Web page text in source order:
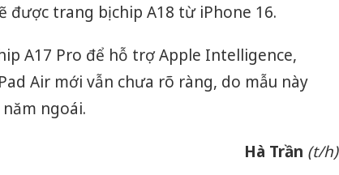
được trang bị chip A18 từ iPhone 16.
A17 Pro để hỗ trợ Apple Intelligence,
Air mới vẫn chưa rõ ràng, do mẫu này
ngoái.
Hà Trần (t/h)